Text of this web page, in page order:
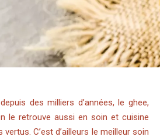
des milliers d’années, le ghee,
le retrouve aussi en soin et cuisine
C’est d’ailleurs le meilleur soin